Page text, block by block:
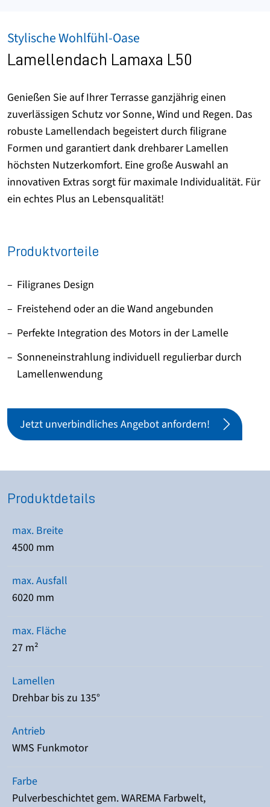
Stylische Wohlfühl-Oase
Lamellendach Lamaxa L50
Genießen Sie auf Ihrer Terrasse ganzjährig einen
zuverlässigen Schutz vor Sonne, Wind und Regen. Das
robuste Lamellendach begeistert durch filigrane
Formen und garantiert dank drehbarer Lamellen
höchsten Nutzerkomfort. Eine große Auswahl an
innovativen Extras sorgt für maximale Individualität. Für
ein echtes Plus an Lebensqualität!
Produktvorteile
Filigranes Design
Freistehend oder an die Wand angebunden
Perfekte Integration des Motors in der Lamelle
Sonneneinstrahlung individuell regulierbar durch
Lamellenwendung
Jetzt unverbindliches Angebot anfordern!
Produktdetails
max. Breite
4500 mm
max. Ausfall
6020 mm
max. Fläche
27 m²
Lamellen
Drehbar bis zu 135°
Antrieb
WMS Funkmotor
Farbe
Pulverbeschichtet gem. WAREMA Farbwelt,